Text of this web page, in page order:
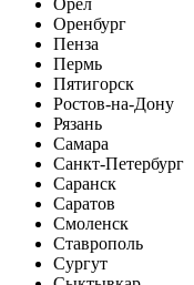
Оренбург
Пенза
Пермь
Пятигорск
Ростов-на-Дону
Рязань
Самара
Санкт-Петербург
Саранск
Саратов
Смоленск
Ставрополь
Сургут